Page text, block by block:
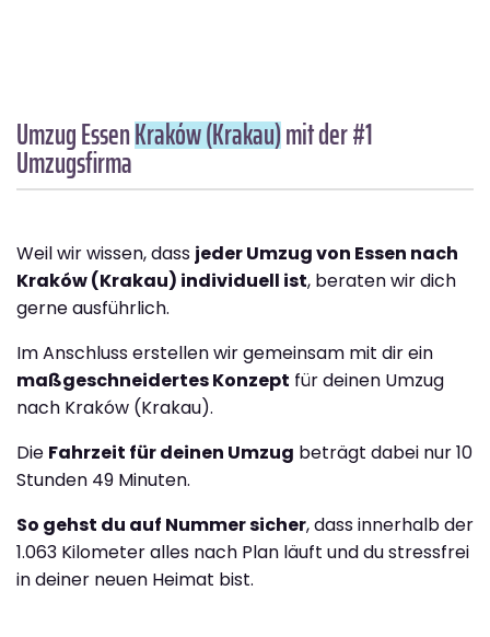
Umzug EssenKraków (Krakau)mit der #1
Umzugsfirma
Weil wir wissen, dass jeder Umzug von Essen nach
Kraków (Krakau) individuell ist, beraten wir dich
gerne ausführlich.
Im Anschluss erstellen wir gemeinsam mit dir ein
maßgeschneidertes Konzept für deinen Umzug
nach Kraków (Krakau).
Die Fahrzeit für deinen Umzug beträgt dabei nur 10
Stunden 49 Minuten.
So gehst du auf Nummer sicher, dass innerhalb der
1.063 Kilometer alles nach Plan läuft und du stressfrei
in deiner neuen Heimat bist.